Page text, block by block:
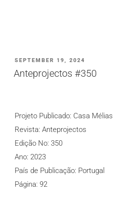
PUBLICADO
EM
SEPTEMBER 19, 2024
Anteprojectos #350
Projeto Publicado: Casa Mélias
Revista: Anteprojectos
Edição No: 350
Ano: 2023
País de Publicação: Portugal
Página: 92